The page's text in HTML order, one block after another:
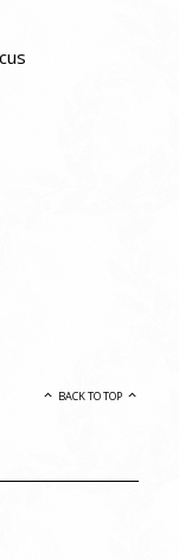
BACK TO TOP